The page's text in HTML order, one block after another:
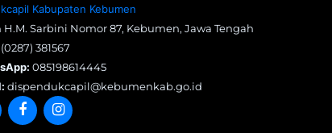
Kabupaten Kebumen
H.M. Sarbini Nomor 87, Kebumen, Jawa Tengah
(0287) 381567
085198614445
dispendukcapil@kebumenkab.go.id